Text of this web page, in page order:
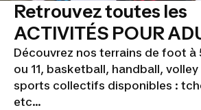
Retrouvez toutes les
ACTIVITÉS POUR
Découvrez nos terrains de foot
ou 11, basketball, handball,
sports collectifs disponibles :
etc...